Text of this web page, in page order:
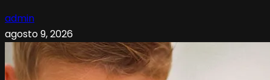
admin
agosto 9, 2026